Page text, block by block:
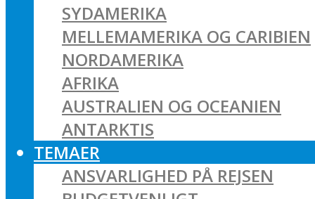
SYDAMERIKA
MELLEMAMERIKA OG CARIBIEN
NORDAMERIKA
AFRIKA
AUSTRALIEN OG OCEANIEN
ANTARKTIS
TEMAER
ANSVARLIGHED PÅ REJSEN